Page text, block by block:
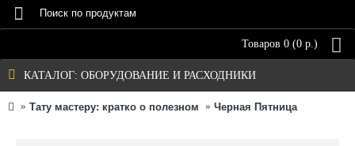
Товаров 0 (0 р.)
КАТАЛОГ: ОБОРУДОВАНИЕ И РАСХОДНИКИ
Тату мастеру: кратко о полезном Черная Пятница